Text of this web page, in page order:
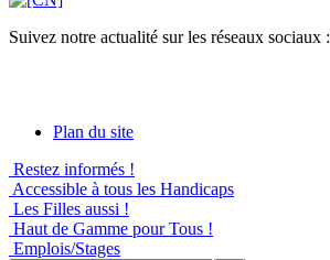
Suivez notre actualité sur les réseaux sociaux :
Plan du site
Restez informés !
Accessible à tous les Handicaps
Les Filles aussi !
Haut de Gamme pour Tous !
Emplois/Stages